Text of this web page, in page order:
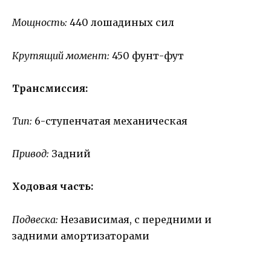
Мощность: 440 лошадиных сил
Крутящий момент: 450 фунт-фут
Трансмиссия:
Тип: 6-ступенчатая механическая
Привод: Задний
Ходовая часть:
Подвеска: Независимая, с передними и
задними амортизаторами